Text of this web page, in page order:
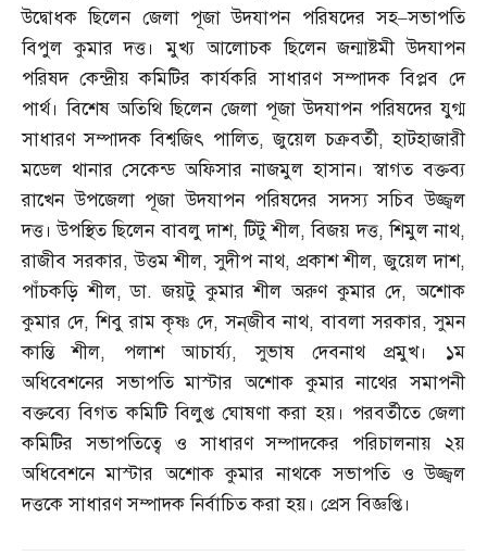
উদ্বোধক ছিলেন জেলা পূজা উদযাপন পরিষদের সহ–সভাপতি
বিপুল কুমার দত্ত। মুখ্য আলোচক ছিলেন জন্মাষ্টমী উদযাপন
পরিষদ কেন্দ্রীয় কমিটির কার্যকরি সাধারণ সম্পাদক বিপ্লব দে
পার্থ। বিশেষ অতিথি ছিলেন জেলা পূজা উদযাপন পরিষদের যুগ্ম
সাধারণ সম্পাদক বিশ্বজিৎ পালিত,জুয়েল চক্রবর্তী,হাটহাজারী
মডেল থানার সেকেন্ড অফিসার নাজমুল হাসান। স্বাগত বক্তব্য
রাখেন উপজেলা পূজা উদযাপন পরিষদের সদস্য সচিব উজ্জ্বল
দত্ত। উপস্থিত ছিলেন বাবলু দাশ,টিটু শীল,বিজয় দত্ত,শিমুল নাথ,
রাজীব সরকার,উত্তম শীল,সুদীপ নাথ, প্রকাশ শীল,জুয়েল দাশ,
পাঁচকড়ি শীল,ডা.জয়টু কুমার শীল অরুণ কুমার দে,অশোক
কুমার দে,শিবু রাম কৃষ্ণ দে,সন্‌জীব নাথ,বাবলা সরকার,সুমন
কান্তি শীল, পলাশ আচার্য্য,সুভাষ দেবনাথ প্রমুখ। ১ম
অধিবেশনের সভাপতি মাস্টার অশোক কুমার নাথের সমাপনী
বক্তব্যে বিগত কমিটি বিলুপ্ত ঘোষণা করা হয়। পরবর্তীতে জেলা
কমিটির সভাপতিত্বে ও সাধারণ সম্পাদকের পরিচালনায় ২য়
অধিবেশনে মাস্টার অশোক কুমার নাথকে সভাপতি ও উজ্জ্বল
দত্তকে সাধারণ সম্পাদক নির্বাচিত করা হয়। প্রেস বিজ্ঞপ্তি।